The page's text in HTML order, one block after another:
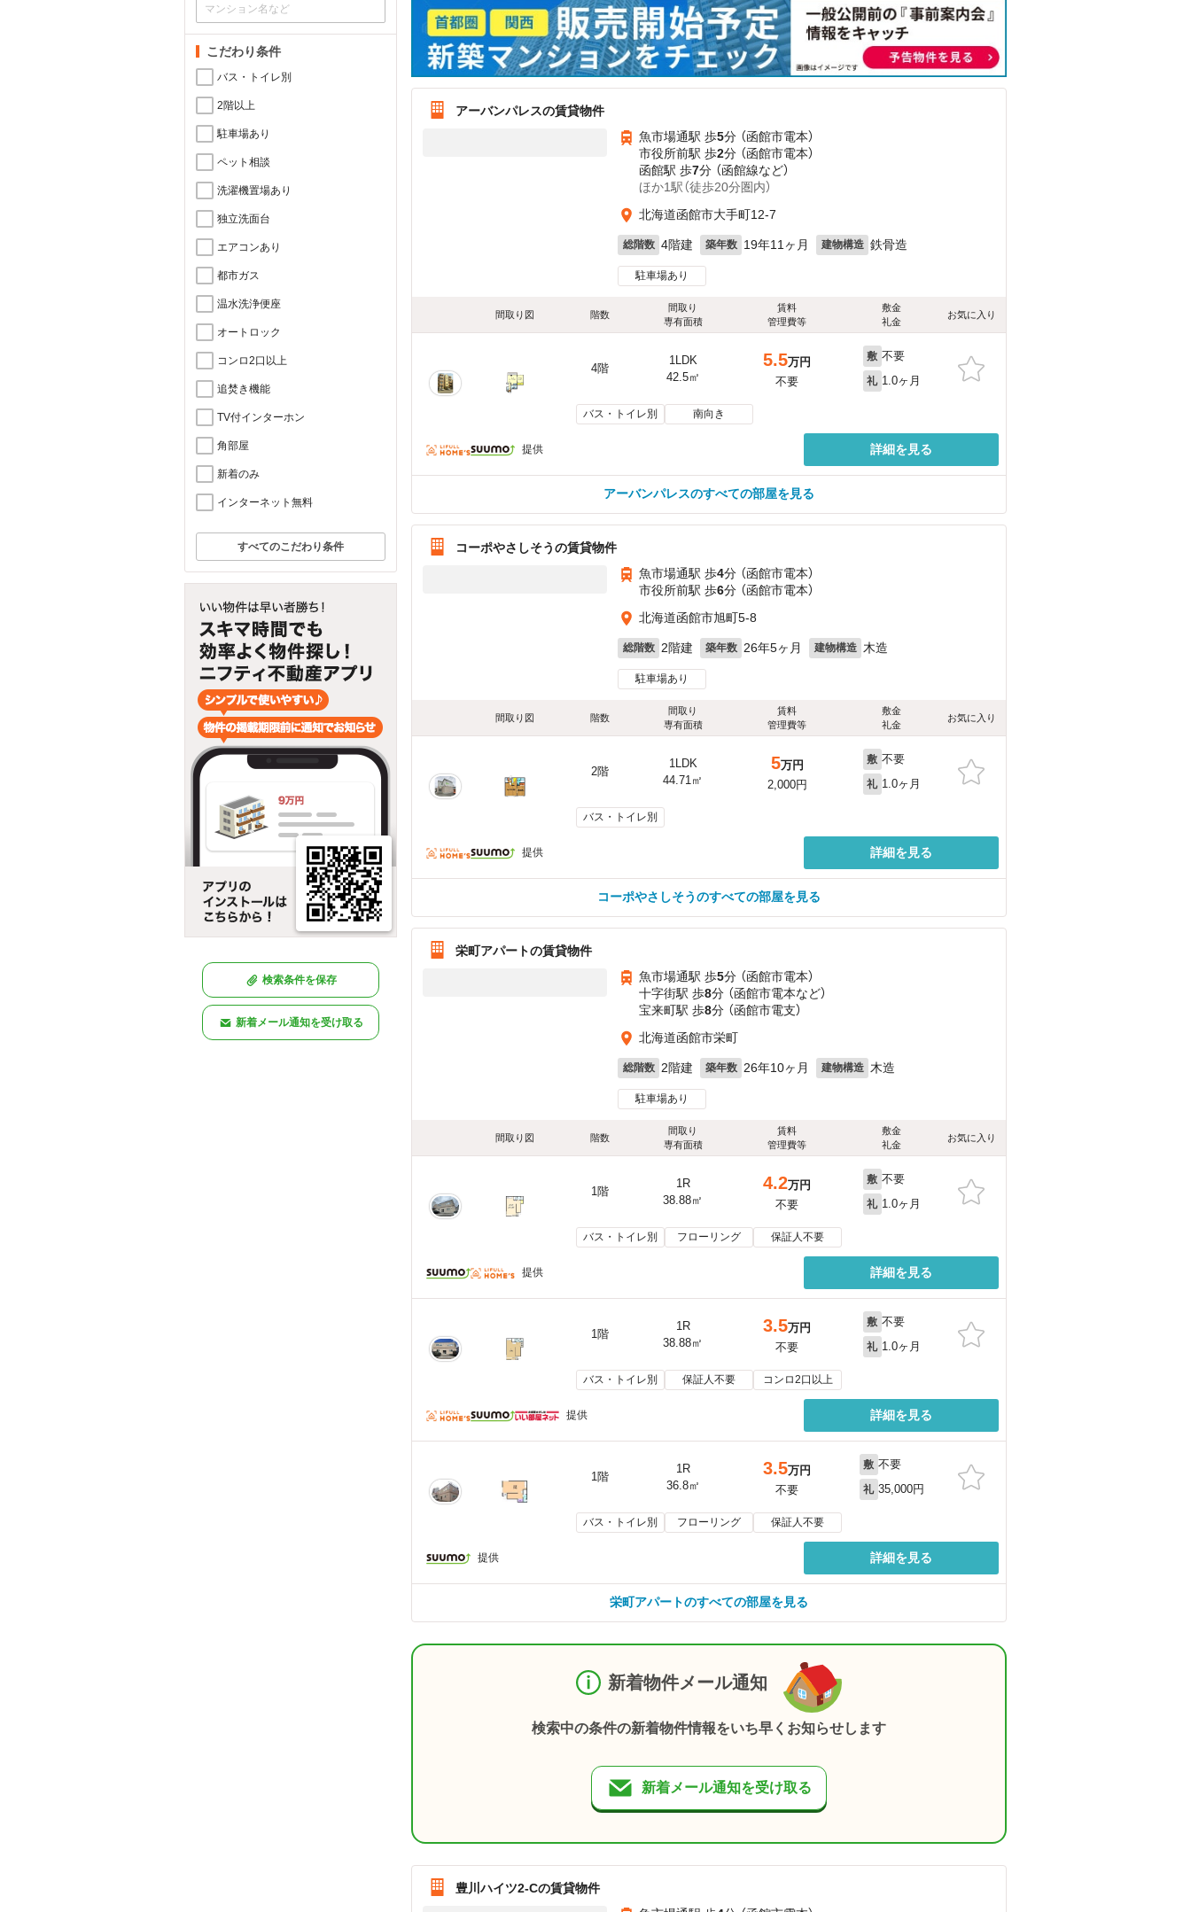
こだわり条件
バス・トイレ別
2階以上
駐車場あり
ペット相談
洗濯機置場あり
独立洗面台
エアコンあり
都市ガス
温水洗浄便座
オートロック
コンロ2口以上
追焚き機能
TV付インターホン
角部屋
新着のみ
インターネット無料
すべてのこだわり条件
検索条件を保存
新着メール通知を受け取る
アーバンパレスの賃貸物件
魚市場通駅 歩5分 （函館市電本）
市役所前駅 歩2分 （函館市電本）
函館駅 歩7分 （函館線など）
ほか1駅（徒歩20分圏内）
北海道函館市大手町12-7
総階数 4階建 築年数 19年11ヶ月 建物構造 鉄骨造
駐車場あり
間取り図 階数
間取り
専有面積
賃料
管理費等
敷金
礼金
お気に入り
4階
1LDK
42.5㎡
5.5万円
不要
敷 不要
礼 1.0ヶ月
バス・トイレ別 南向き
提供 詳細を見る
アーバンパレスのすべての部屋を見る
コーポやさしそうの賃貸物件
魚市場通駅 歩4分 （函館市電本）
市役所前駅 歩6分 （函館市電本）
北海道函館市旭町5-8
総階数 2階建 築年数 26年5ヶ月 建物構造 木造
駐車場あり
間取り図 階数
間取り
専有面積
賃料
管理費等
敷金
礼金
お気に入り
2階
1LDK
44.71㎡
5万円
2,000円
敷 不要
礼 1.0ヶ月
バス・トイレ別
提供 詳細を見る
コーポやさしそうのすべての部屋を見る
栄町アパートの賃貸物件
魚市場通駅 歩5分 （函館市電本）
十字街駅 歩8分 （函館市電本など）
宝来町駅 歩8分 （函館市電支）
北海道函館市栄町
総階数 2階建 築年数 26年10ヶ月 建物構造 木造
駐車場あり
間取り図 階数
間取り
専有面積
賃料
管理費等
敷金
礼金
お気に入り
1階
1R
38.88㎡
4.2万円
不要
敷 不要
礼 1.0ヶ月
バス・トイレ別 フローリング 保証人不要
提供 詳細を見る
1階
1R
38.88㎡
3.5万円
不要
敷 不要
礼 1.0ヶ月
バス・トイレ別 保証人不要 コンロ2口以上
提供 詳細を見る
1階
1R
36.8㎡
3.5万円
不要
敷 不要
礼 35,000円
バス・トイレ別 フローリング 保証人不要
提供 詳細を見る
栄町アパートのすべての部屋を見る
新着物件メール通知
検索中の条件の新着物件情報をいち早くお知らせします
新着メール通知を受け取る
豊川ハイツ2-Cの賃貸物件